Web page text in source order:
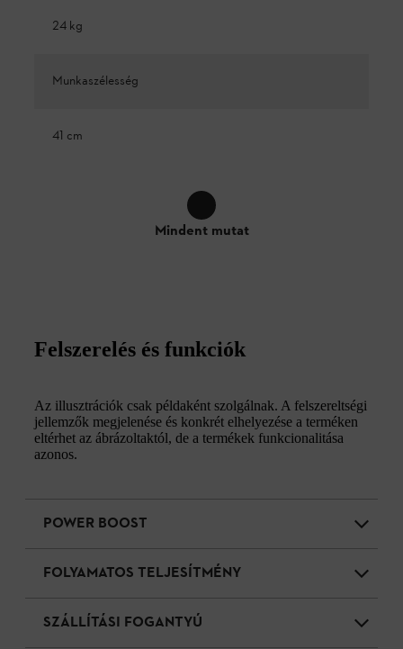
24 kg
Munkaszélesség
41 cm
Mindent mutat
Felszerelés és funkciók
Az illusztrációk csak példaként szolgálnak. A felszereltségi
jellemzők megjelenése és konkrét elhelyezése a terméken
eltérhet az ábrázoltaktól, de a termékek funkcionalitása
azonos.
POWER BOOST
FOLYAMATOS TELJESÍTMÉNY
SZÁLLÍTÁSI FOGANTYÚ